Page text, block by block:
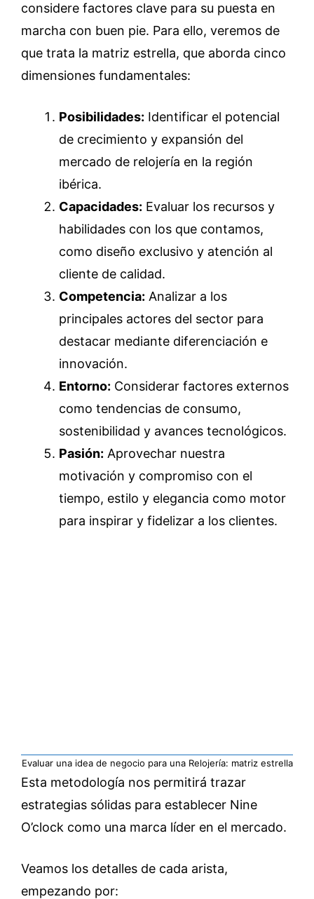
considere factores clave para su puesta en
marcha con buen pie. Para ello, veremos de
que trata la matriz estrella, que aborda cinco
dimensiones fundamentales:
Posibilidades: Identificar el potencial
de crecimiento y expansión del
mercado de relojería en la región
ibérica.
Capacidades: Evaluar los recursos y
habilidades con los que contamos,
como diseño exclusivo y atención al
cliente de calidad.
Competencia: Analizar a los
principales actores del sector para
destacar mediante diferenciación e
innovación.
Entorno: Considerar factores externos
como tendencias de consumo,
sostenibilidad y avances tecnológicos.
Pasión: Aprovechar nuestra
motivación y compromiso con el
tiempo, estilo y elegancia como motor
para inspirar y fidelizar a los clientes.
Evaluar una idea de negocio para una Relojería: matriz estrella
Esta metodología nos permitirá trazar
estrategias sólidas para establecer Nine
O’clock como una marca líder en el mercado.
Veamos los detalles de cada arista,
empezando por: